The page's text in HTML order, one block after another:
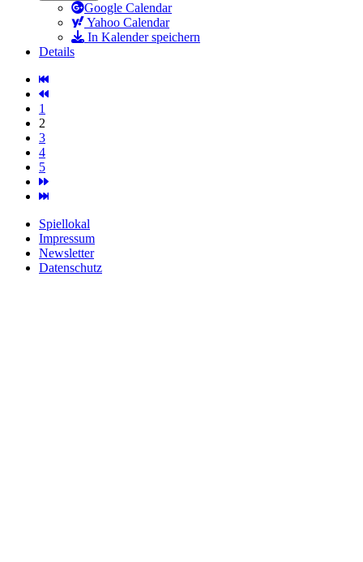
Google Calendar
Yahoo Calendar
In Kalender speichern
Details
1
2
3
4
5
Spiellokal
Impressum
Newsletter
Datenschutz